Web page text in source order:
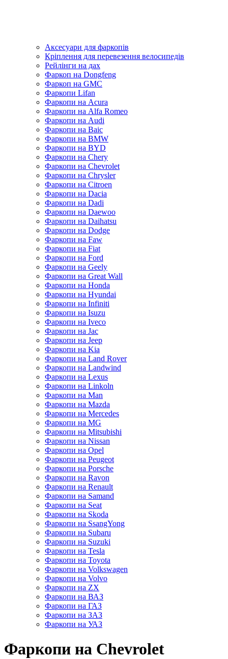
Аксесуари для фаркопів
Кріплення для перевезення велосипедів
Рейлінги на дах
Фаркоп на Dongfeng
Фаркоп на GMC
Фаркопи Lifan
Фаркопи на Acura
Фаркопи на Alfa Romeo
Фаркопи на Audi
Фаркопи на Baic
Фаркопи на BMW
Фаркопи на BYD
Фаркопи на Chery
Фаркопи на Chevrolet
Фаркопи на Chrysler
Фаркопи на Citroen
Фаркопи на Dacia
Фаркопи на Dadi
Фаркопи на Daewoo
Фаркопи на Daihatsu
Фаркопи на Dodge
Фаркопи на Faw
Фаркопи на Fiat
Фаркопи на Ford
Фаркопи на Geely
Фаркопи на Great Wall
Фаркопи на Honda
Фаркопи на Hyundai
Фаркопи на Infiniti
Фаркопи на Isuzu
Фаркопи на Iveco
Фаркопи на Jac
Фаркопи на Jeep
Фаркопи на Kia
Фаркопи на Land Rover
Фаркопи на Landwind
Фаркопи на Lexus
Фаркопи на Linkoln
Фаркопи на Man
Фаркопи на Mazda
Фаркопи на Mercedes
Фаркопи на MG
Фаркопи на Mitsubishi
Фаркопи на Nissan
Фаркопи на Opel
Фаркопи на Peugeot
Фаркопи на Porsche
Фаркопи на Ravon
Фаркопи на Renault
Фаркопи на Samand
Фаркопи на Seat
Фаркопи на Skoda
Фаркопи на SsangYong
Фаркопи на Subaru
Фаркопи на Suzuki
Фаркопи на Tesla
Фаркопи на Toyota
Фаркопи на Volkswagen
Фаркопи на Volvo
Фаркопи на ZX
Фаркопи на ВАЗ
Фаркопи на ГАЗ
Фаркопи на ЗАЗ
Фаркопи на УАЗ
Фаркопи на Chevrolet